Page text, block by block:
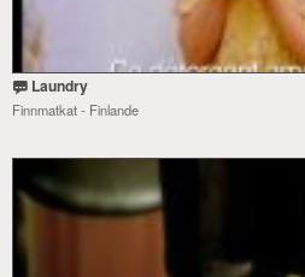
Laundry
Finnmatkat - Finlande